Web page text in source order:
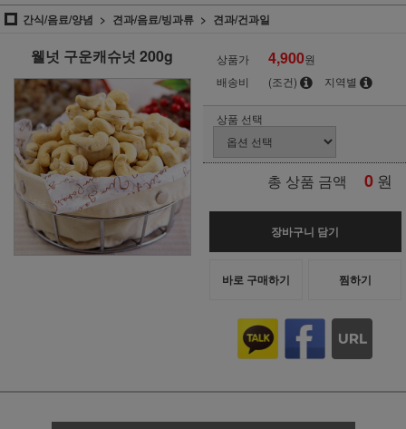
간식/음료/양념
견과/음료/빙과류 견과/건과일
웰넛 구운캐슈넛 200g 상품가 4,900원
배송비
(조건) 지역별
상품 선택
총 상품 금액 0 원
장바구니 담기
바로 구매하기 찜하기